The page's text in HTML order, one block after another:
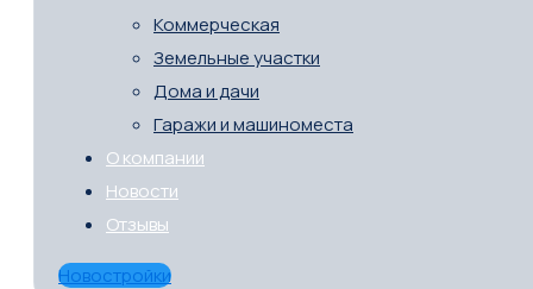
Коммерческая
Земельные участки
Дома и дачи
Гаражи и машиноместа
О компании
Новости
Отзывы
Новостройки